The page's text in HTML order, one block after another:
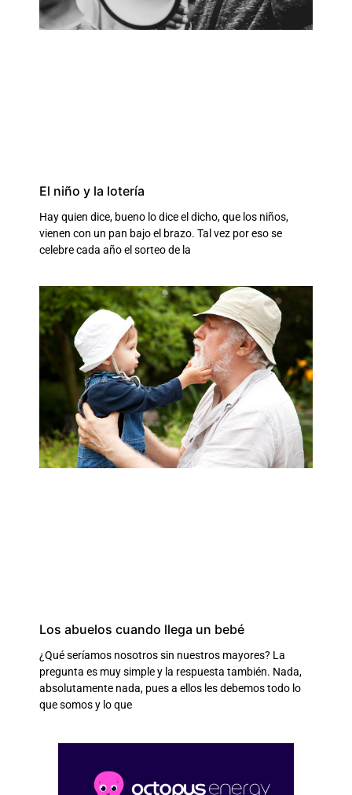
El niño y la lotería
Hay quien dice, bueno lo dice el dicho, que los niños,
vienen con un pan bajo el brazo. Tal vez por eso se
celebre cada año el sorteo de la
Los abuelos cuando llega un bebé
¿Qué seríamos nosotros sin nuestros mayores? La
pregunta es muy simple y la respuesta también. Nada,
absolutamente nada, pues a ellos les debemos todo lo
que somos y lo que